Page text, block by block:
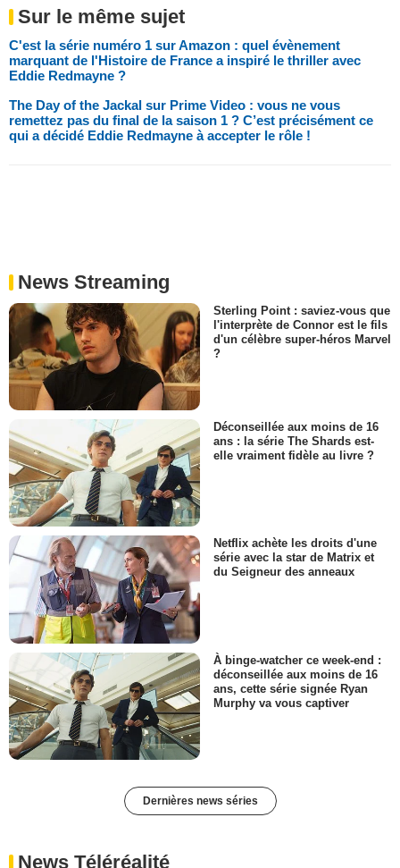
Sur le même sujet
C'est la série numéro 1 sur Amazon : quel évènement
marquant de l'Histoire de France a inspiré le thriller avec
Eddie Redmayne ?
The Day of the Jackal sur Prime Video : vous ne vous
remettez pas du final de la saison 1 ? C’est précisément ce
qui a décidé Eddie Redmayne à accepter le rôle !
News Streaming
Sterling Point : saviez-vous que
l'interprète de Connor est le fils
d'un célèbre super-héros Marvel
?
Déconseillée aux moins de 16
ans : la série The Shards est-
elle vraiment fidèle au livre ?
Netflix achète les droits d'une
série avec la star de Matrix et
du Seigneur des anneaux
À binge-watcher ce week-end :
déconseillée aux moins de 16
ans, cette série signée Ryan
Murphy va vous captiver
Dernières news séries
News Téléréalité